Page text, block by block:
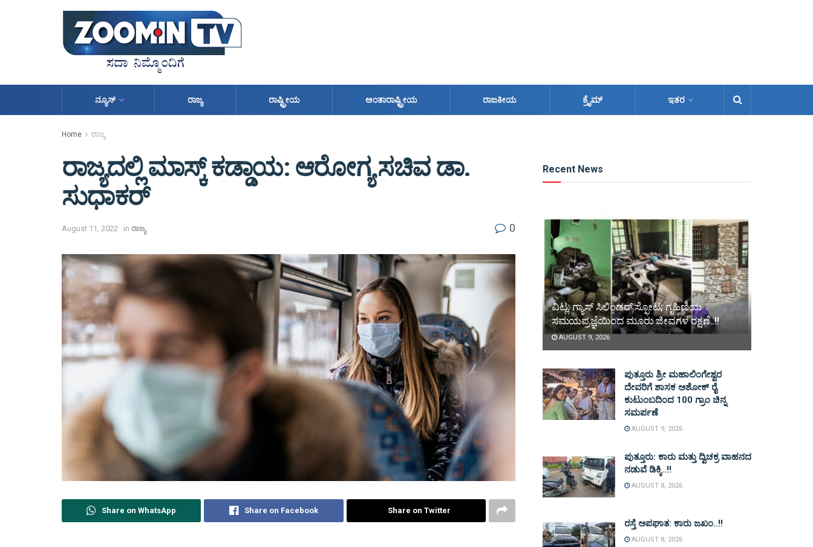
ನ್ಯೂಸ್ ರಾಜ್ಯ ರಾಷ್ಟ್ರೀಯ ಅಂತಾರಾಷ್ಟ್ರೀಯ ರಾಜಕೀಯ ಕ್ರೈಮ್ ಇತರ
Home ರಾಜ್ಯ
ರಾಜ್ಯದಲ್ಲಿ ಮಾಸ್ಕ್ ಕಡ್ಡಾಯ: ಆರೋಗ್ಯ ಸಚಿವ ಡಾ.
ಸುಧಾಕರ್
August 11, 2022 in ರಾಜ್ಯ 0
Share on WhatsApp Share on Facebook Share on Twitter
Recent News
ವಿಟ್ಲ: ಗ್ಯಾಸ್ ಸಿಲಿಂಡರ್ ಸ್ಫೋಟ; ಗೃಹಿಣಿಯ
ಸಮಯಪ್ರಜ್ಞೆಯಿಂದ ಮೂರು ಜೀವಗಳ ರಕ್ಷಣೆ..!!
AUGUST 9, 2026
ಪುತ್ತೂರು ಶ್ರೀ ಮಹಾಲಿಂಗೇಶ್ವರ
ದೇವರಿಗೆ ಶಾಸಕ ಅಶೋಕ್ ರೈ
ಕುಟುಂಬದಿಂದ 100 ಗ್ರಾಂ ಚಿನ್ನ
ಸಮರ್ಪಣೆ
AUGUST 9, 2026
ಪುತ್ತೂರು: ಕಾರು ಮತ್ತು ದ್ವಿಚಕ್ರ ವಾಹನದ
ನಡುವೆ ಡಿಕ್ಕಿ..!!
AUGUST 8, 2026
ರಸ್ತೆ ಅಪಘಾತ: ಕಾರು ಜಖಂ..!!
AUGUST 8, 2026